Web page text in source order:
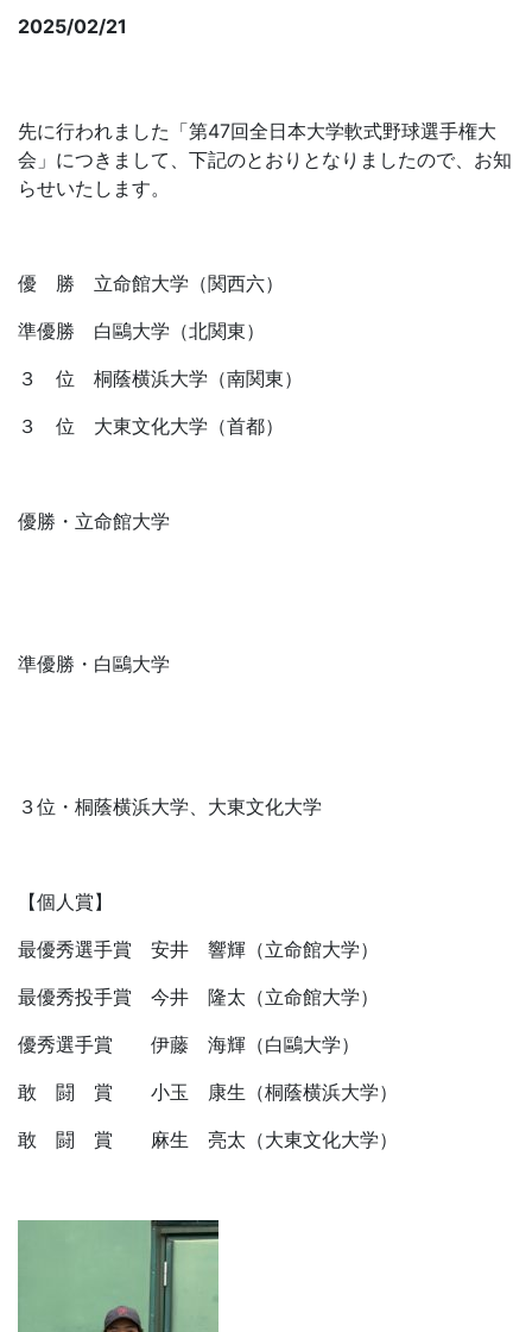
2025/02/21
先に行われました「第47回全日本大学軟式野球選手権大
会」につきまして、下記のとおりとなりましたので、お知
らせいたします。
優 勝 立命館大学（関西六）
準優勝 白鷗大学（北関東）
３ 位 桐蔭横浜大学（南関東）
３ 位 大東文化大学（首都）
優勝・立命館大学
準優勝・白鷗大学
３位・桐蔭横浜大学、大東文化大学
【個人賞】
最優秀選手賞 安井 響輝（立命館大学）
最優秀投手賞 今井 隆太（立命館大学）
優秀選手賞 伊藤 海輝（白鷗大学）
敢 闘 賞 小玉 康生（桐蔭横浜大学）
敢 闘 賞 麻生 亮太（大東文化大学）